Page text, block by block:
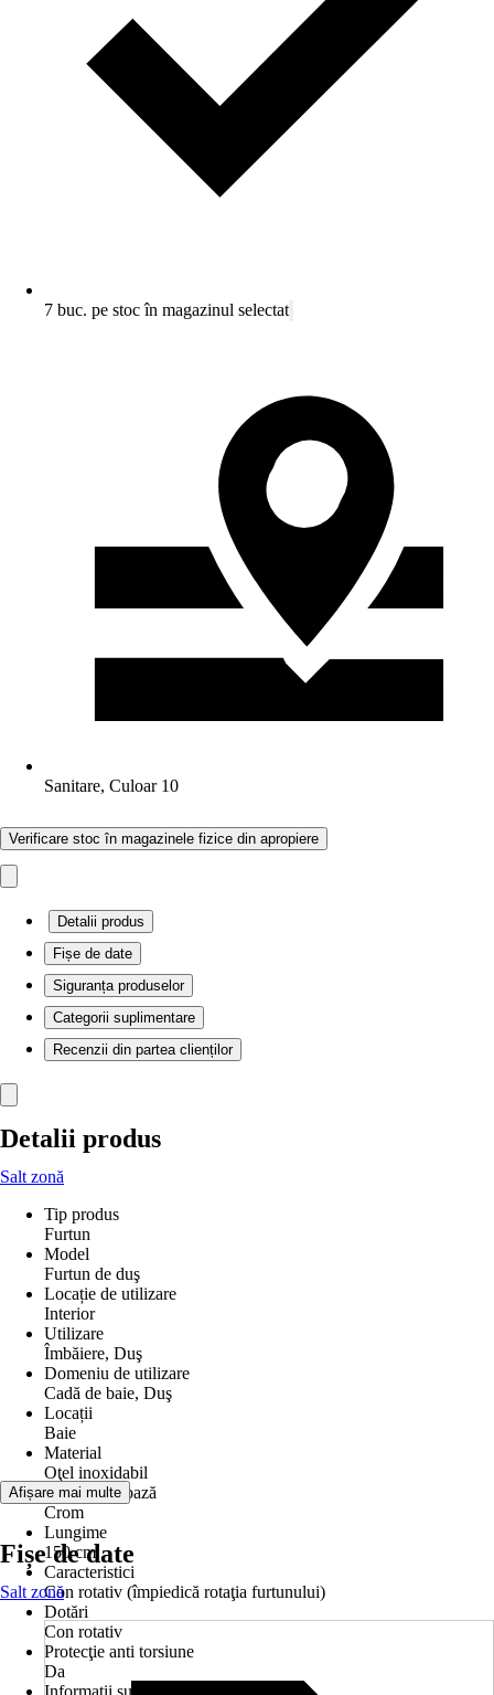
7 buc. pe stoc în magazinul selectat
Sanitare, Culoar 10
Verificare stoc în magazinele fizice din apropiere
Detalii produs
Fișe de date
Siguranța produselor
Categorii suplimentare
Recenzii din partea clienților
Detalii produs
Salt zonă
Tip produs
Furtun
Model
Furtun de duş
Locație de utilizare
Interior
Utilizare
Îmbăiere, Duş
Domeniu de utilizare
Cadă de baie, Duş
Locații
Baie
Material
Oţel inoxidabil
Culoare de bază
Crom
Lungime
150 cm
Caracteristici
Con rotativ (împiedică rotaţia furtunului)
Dotări
Con rotativ
Protecţie anti torsiune
Da
Informații suplimentare
Afișare mai multe
Fișe de date
Salt zonă